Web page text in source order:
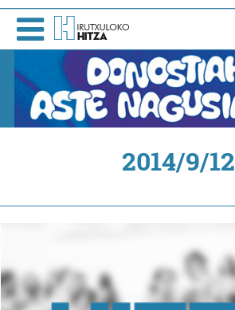
2014/9/12